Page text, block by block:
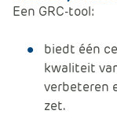
Een GRC-tool:
biedt één
kwaliteit
verbeteren
zet.